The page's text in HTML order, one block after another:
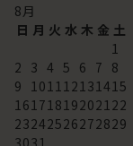
8 月
日 月 火 水 木 金 土
1
2 3 4 5 6 7 8
9
10 11 12 13 14 15
16 17 18 192021 22
23242526272829
3031